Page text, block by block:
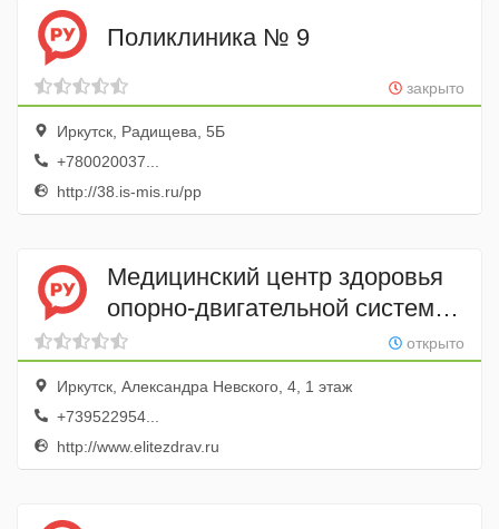
Поликлиника № 9
закрыто
Иркутск, Радищева, 5Б
+780020037...
http://38.is-mis.ru/pp
Медицинский центр здоровья
опорно-двигательной системы
Элитэ
открыто
Иркутск, Александра Невского, 4, 1 этаж
+739522954...
http://www.elitezdrav.ru